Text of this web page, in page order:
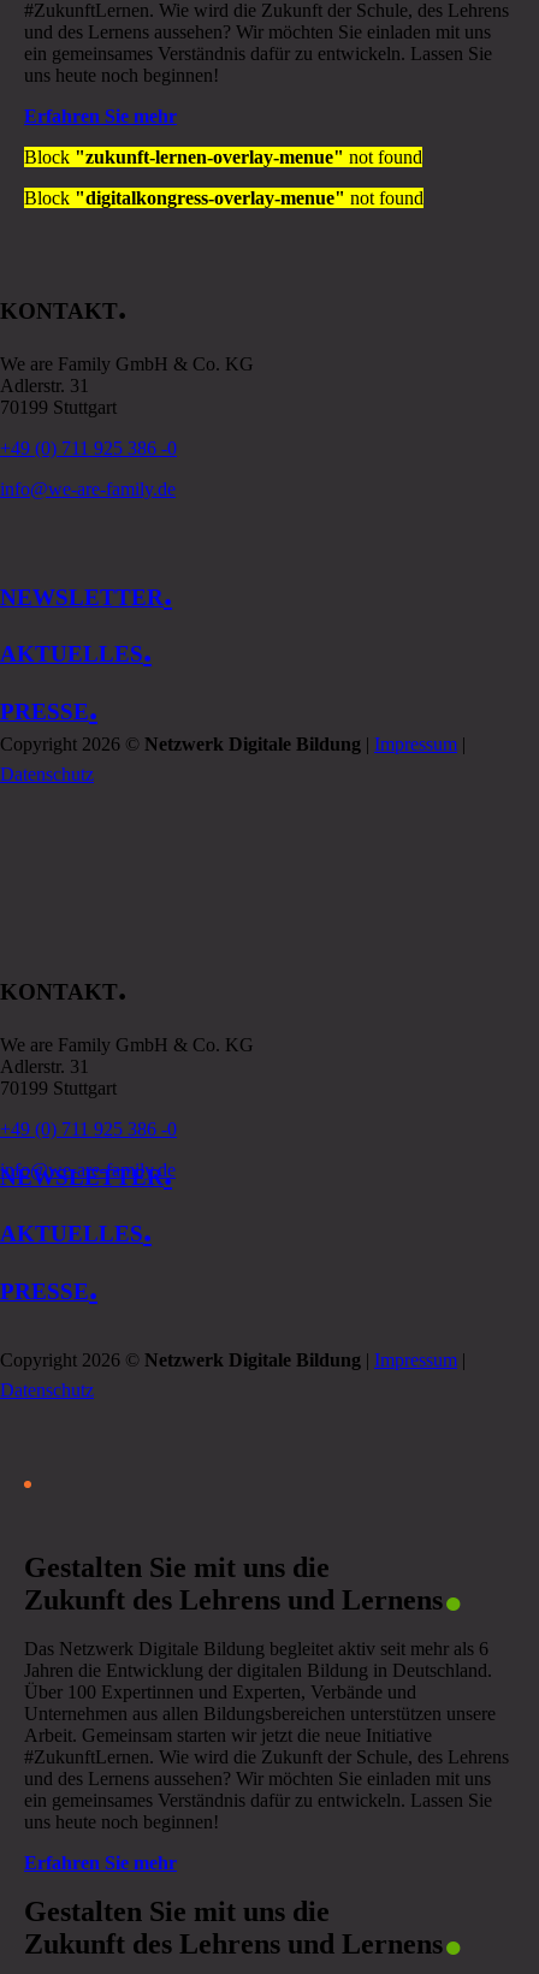
#ZukunftLernen. Wie wird die Zukunft der Schule, des Lehrens
und des Lernens aussehen? Wir möchten Sie einladen mit uns
ein gemeinsames Verständnis dafür zu entwickeln. Lassen Sie
uns heute noch beginnen!
Erfahren Sie mehr
Block "zukunft-lernen-overlay-menue" not found
Block "digitalkongress-overlay-menue" not found
KONTAKT.
We are Family GmbH & Co. KG
Adlerstr. 31
70199 Stuttgart
+49 (0) 711 925 386 -0
info@we-are-family.de
NEWSLETTER.
AKTUELLES.
PRESSE.
Copyright 2026 © Netzwerk Digitale Bildung | Impressum |
Datenschutz
KONTAKT.
We are Family GmbH & Co. KG
Adlerstr. 31
70199 Stuttgart
+49 (0) 711 925 386 -0
info@we-are-family.de
NEWSLETTER.
AKTUELLES.
PRESSE.
Copyright 2026 © Netzwerk Digitale Bildung | Impressum |
Datenschutz
Gestalten Sie mit uns die
Zukunft des Lehrens und Lernens.
Das Netzwerk Digitale Bildung begleitet aktiv seit mehr als 6
Jahren die Entwicklung der digitalen Bildung in Deutschland.
Über 100 Expertinnen und Experten, Verbände und
Unternehmen aus allen Bildungsbereichen unterstützen unsere
Arbeit. Gemeinsam starten wir jetzt die neue Initiative
#ZukunftLernen. Wie wird die Zukunft der Schule, des Lehrens
und des Lernens aussehen? Wir möchten Sie einladen mit uns
ein gemeinsames Verständnis dafür zu entwickeln. Lassen Sie
uns heute noch beginnen!
Erfahren Sie mehr
Gestalten Sie mit uns die
Zukunft des Lehrens und Lernens.